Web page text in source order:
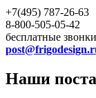
+7(495) 787-26-63
8-800-505-05-42
бесплатные
Наши